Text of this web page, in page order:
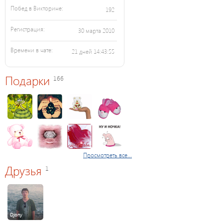
Побед в Викторине: 192
Регистрация: 30 марта 2010
Времени в чате: 21 дней 14:43:55
Подарки 166
Просмотреть все...
Друзья 1
Djony